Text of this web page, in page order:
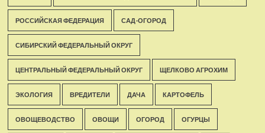
РОССИЙСКАЯ ФЕДЕРАЦИЯ САД-ОГОРОД
СИБИРСКИЙ ФЕДЕРАЛЬНЫЙ ОКРУГ
ЦЕНТРАЛЬНЫЙ ФЕДЕРАЛЬНЫЙ ОКРУГ ЩЕЛКОВО АГРОХИМ
ЭКОЛОГИЯ ВРЕДИТЕЛИ ДАЧА КАРТОФЕЛЬ
ОВОЩЕВОДСТВО ОВОЩИ ОГОРОД ОГУРЦЫ